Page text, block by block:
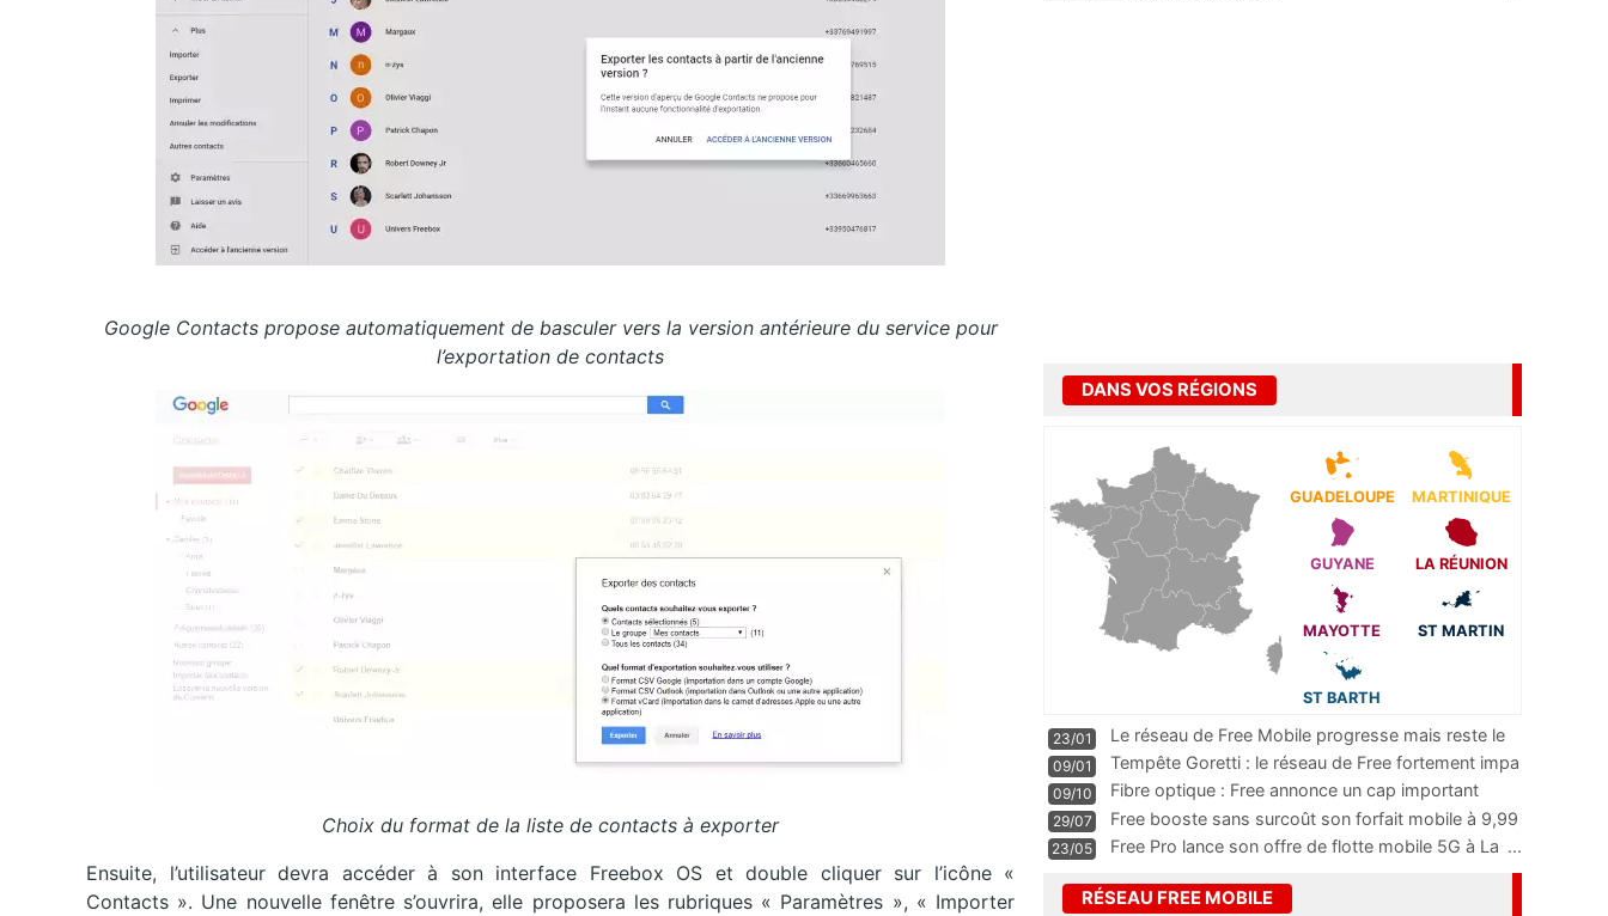
Google Contacts propose automatiquement de basculer vers la version antérieure du service pour
l’exportation de contacts
Choix du format de la liste de contacts à exporter
Ensuite, l’utilisateur devra accéder à son interface Freebox OS et double cliquer sur l’icône «
Contacts ». Une nouvelle fenêtre s’ouvrira, elle proposera les rubriques « Paramètres », « Importer
DANS VOS RÉGIONS
GUADELOUPE MARTINIQUE
GUYANE LA RÉUNION
MAYOTTE ST MARTIN
ST BARTH
23/01
Le réseau de Free Mobile progresse mais reste le
m
...
09/01
Tempête Goretti : le réseau de Free fortement impa
09/10
Fibre optique : Free annonce un cap important
pass
...
29/07
Free booste sans surcoût son forfait mobile à 9,99
23/05 Free Pro lance son offre de flotte mobile 5G à La ...
RÉSEAU FREE MOBILE